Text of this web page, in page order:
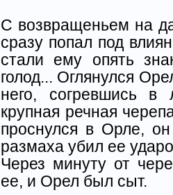
С возвращеньем на
сразу попал под
стали ему опять
голод... Оглянулся
него, согревшись в
крупная речная
проснулся в Орле,
размаха убил ее
Через минуту от
ее, и Орел был сыт.